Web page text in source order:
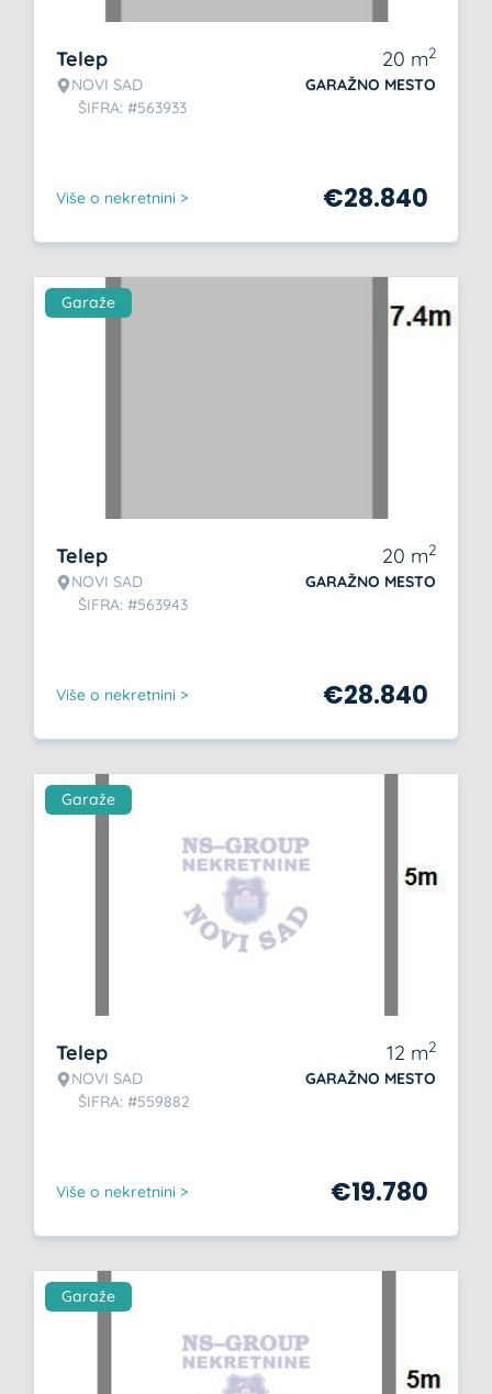
Telep
NOVI SAD
ŠIFRA: #563933
20 m2
GARAŽNO MESTO
Više o nekretnini > €28.840
Garaže
Telep
NOVI SAD
ŠIFRA: #563943
20 m2
GARAŽNO MESTO
Više o nekretnini > €28.840
Garaže
Telep
NOVI SAD
ŠIFRA: #559882
12 m2
GARAŽNO MESTO
Više o nekretnini > €19.780
Garaže